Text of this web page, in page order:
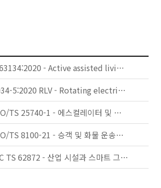
IEC TS 63134:2020 - Active assisted living (AAL) use cases
IEC 60034-5:2020 RLV - Rotating electrical machines - Part 5: Degrees of protection provided by the integral design of rotating electrical machines (IP code) - Classification
KS B ISO/TS 25740-1 - 에스컬레이터 및 무빙워크에 대한 안전요건 — 제1부: 세계공통 필수 안전요건(GESRs)
KS B ISO/TS 8100-21 - 승객 및 화물 운송용 엘리베이터 —제21부: 세계공통 필수안전요건(GESRs)을 충족하는 세계공통 안전 파라미터(GSPs)
KS C IEC TS 62872 - 산업 시설과 스마트 그리드 사이의 산업 공정 측정, 제어 및 자동화 시스템 인터페이스